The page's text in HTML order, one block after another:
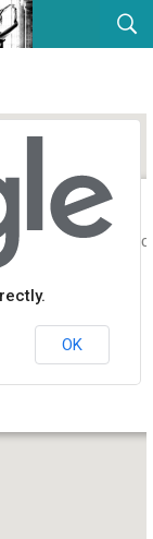
Teatrale -
OK